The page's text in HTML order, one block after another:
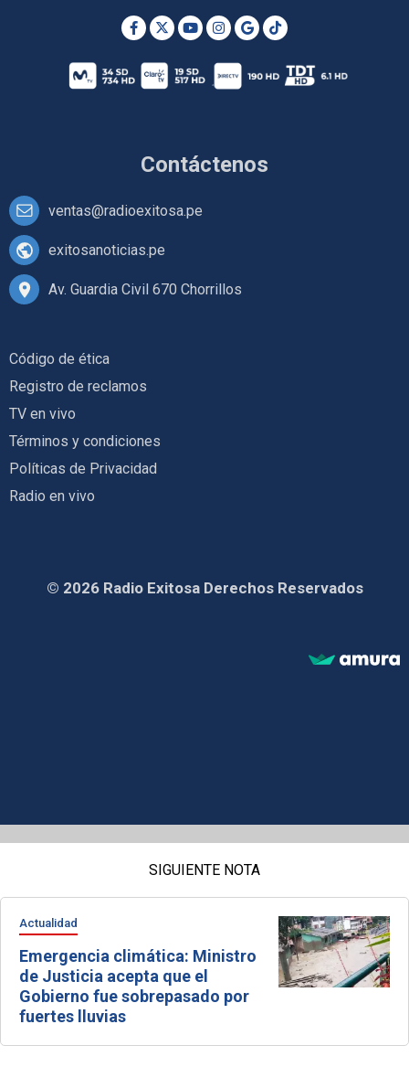
Contáctenos
ventas@radioexitosa.pe
exitosanoticias.pe
Av. Guardia Civil 670 Chorrillos
Código de ética
Registro de reclamos
TV en vivo
Términos y condiciones
Políticas de Privacidad
Radio en vivo
© 2026 Radio Exitosa Derechos Reservados
SIGUIENTE NOTA
Actualidad
Emergencia climática: Ministro
de Justicia acepta que el
Gobierno fue sobrepasado por
fuertes lluvias